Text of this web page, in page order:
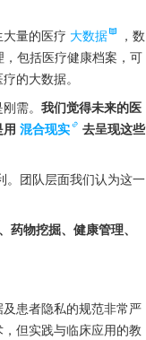
量的医疗 大数据
，数
包括医疗健康档案，可
的大数据。
需。 我们觉得未来的医
混合现实
去呈现这些
。团队层面我们认为这一
物挖掘、健康管理、
患者隐私的规范非常严
但实践与临床应用的教